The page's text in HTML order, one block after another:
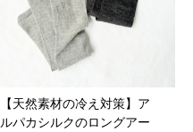
【天然素材の冷え対策】ア
ルパカシルクのロングアー